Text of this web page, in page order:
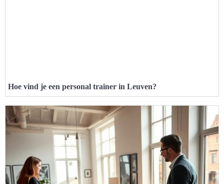
Hoe vind je een personal trainer in Leuven?